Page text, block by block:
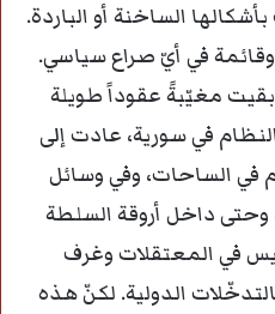
الساخنة أو الباردة.
في أيّ صراع سياسي.
بقيت مغيّبةً عقوداً طويلة
في سورية، عادت إلى
في الساحات، وفي وسائل
وحتى داخل أروقة السلطة
في المعتقلات وغرف
الدولية. لكنّ هذه